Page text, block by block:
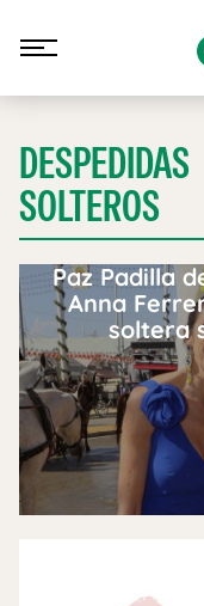
DESPEDIDAS
SOLTEROS
Paz Padilla
Anna
soltera